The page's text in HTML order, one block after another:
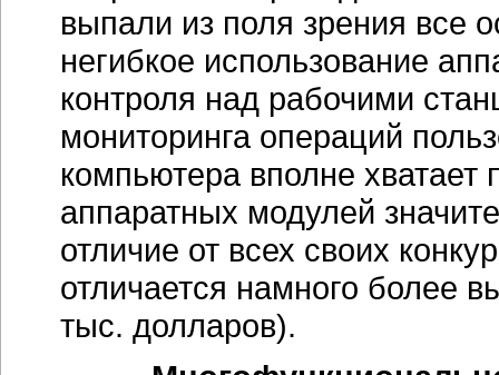
выпали из поля зрения все
негибкое использование
контроля над рабочими
мониторинга операций
компьютера вполне
аппаратных модулей
отличие от всех своих
отличается намного более
тыс. долларов).